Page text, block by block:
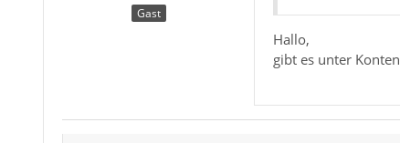
Gast
Hallo,
gibt es unter